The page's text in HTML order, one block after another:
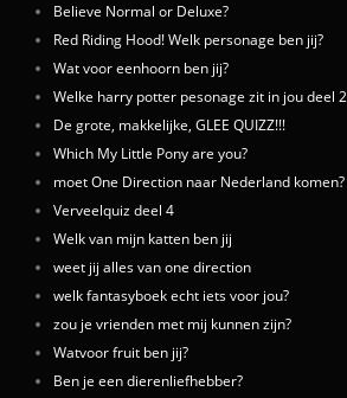
Believe Normal or Deluxe?
Red Riding Hood! Welk personage ben jij?
Wat voor eenhoorn ben jij?
Welke harry potter pesonage zit in jou deel 2
De grote, makkelijke, GLEE QUIZZ!!!
Which My Little Pony are you?
moet One Direction naar Nederland komen?
Verveelquiz deel 4
Welk van mijn katten ben jij
weet jij alles van one direction
welk fantasyboek echt iets voor jou?
zou je vrienden met mij kunnen zijn?
Watvoor fruit ben jij?
Ben je een dierenliefhebber?